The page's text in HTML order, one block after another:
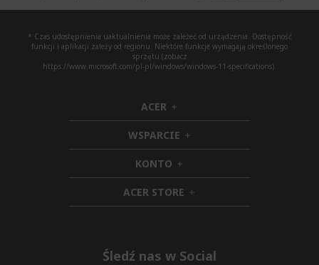
* Czas udostępnienia uaktualnienia może zależeć od urządzenia. Dostępność
funkcji i aplikacji zależy od regionu. Niektóre funkcje wymagają określonego
sprzętu (zobacz
https://www.microsoft.com/pl-pl/windows/windows-11-specifications).
ACER h
i
d
d
e
n
WSPARCIE h
i
d
e
n
KONTO h
i
d
d
ACER STORE h
i
e
Śledź nas w Social